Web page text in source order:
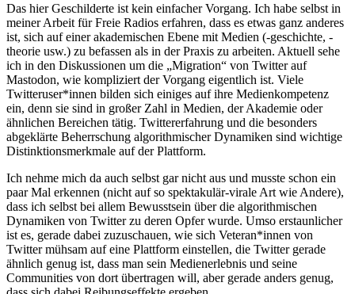
Das hier Geschilderte ist kein einfacher Vorgang. Ich habe selbst in
meiner Arbeit für Freie Radios erfahren, dass es etwas ganz anderes
ist, sich auf einer akademischen Ebene mit Medien (-geschichte, -
theorie usw.) zu befassen als in der Praxis zu arbeiten. Aktuell sehe
ich in den Diskussionen um die „Migration“ von Twitter auf
Mastodon, wie kompliziert der Vorgang eigentlich ist. Viele
Twitteruser*innen bilden sich einiges auf ihre Medienkompetenz
ein, denn sie sind in großer Zahl in Medien, der Akademie oder
ähnlichen Bereichen tätig. Twittererfahrung und die besonders
abgeklärte Beherrschung algorithmischer Dynamiken sind wichtige
Distinktionsmerkmale auf der Plattform.
Ich nehme mich da auch selbst gar nicht aus und musste schon ein
paar Mal erkennen (nicht auf so spektakulär-virale Art wie Andere),
dass ich selbst bei allem Bewusstsein über die algorithmischen
Dynamiken von Twitter zu deren Opfer wurde. Umso erstaunlicher
ist es, gerade dabei zuzuschauen, wie sich Veteran*innen von
Twitter mühsam auf eine Plattform einstellen, die Twitter gerade
ähnlich genug ist, dass man sein Medienerlebnis und seine
Communities von dort übertragen will, aber gerade anders genug,